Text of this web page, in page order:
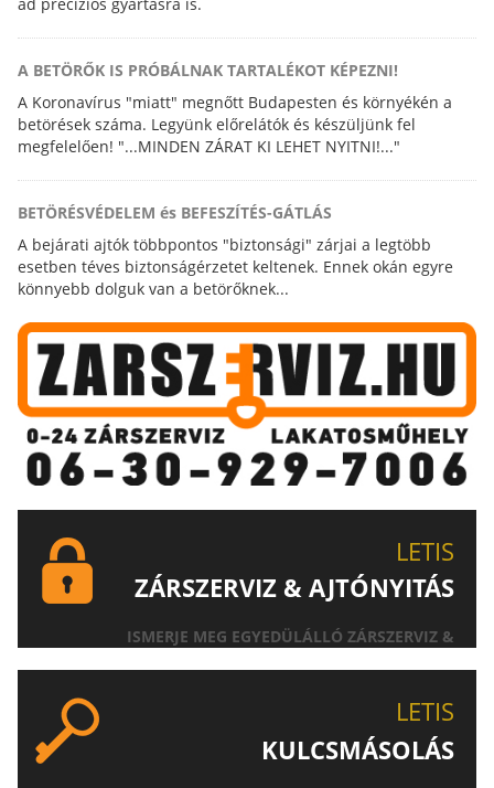
A BETÖRŐK IS PRÓBÁLNAK TARTALÉKOT KÉPEZNI!
A Koronavírus "miatt" megnőtt Budapesten és környékén a
betörések száma. Legyünk előrelátók és készüljünk fel
megfelelően! "...MINDEN ZÁRAT KI LEHET NYITNI!..."
BETÖRÉSVÉDELEM és BEFESZÍTÉS-GÁTLÁS
A bejárati ajtók többpontos "biztonsági" zárjai a legtöbb
esetben téves biztonságérzetet keltenek. Ennek okán egyre
könnyebb dolguk van a betörőknek...
LETIS
ZÁRSZERVIZ & AJTÓNYITÁS
ISMERJE MEG EGYEDÜLÁLLÓ ZÁRSZERVIZ &
LETIS
KULCSMÁSOLÁS